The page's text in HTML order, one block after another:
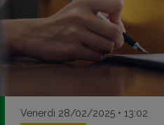
Venerdì 28/02/2025 • 13:02